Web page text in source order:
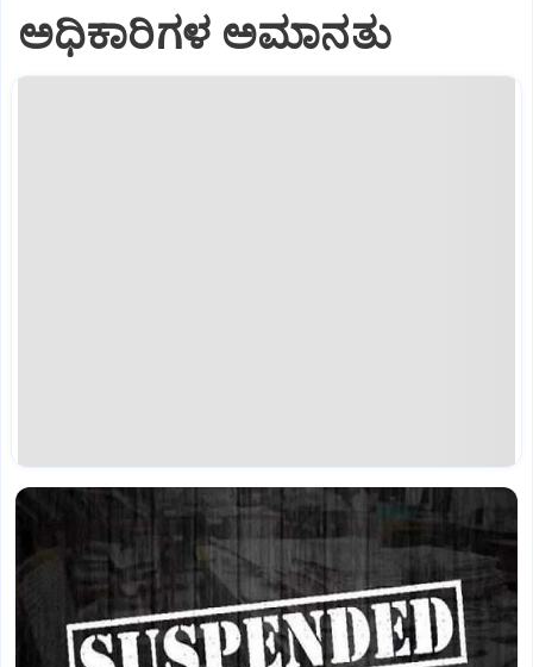
ಅಧಿಕಾರಿಗಳ ಅಮಾನತು